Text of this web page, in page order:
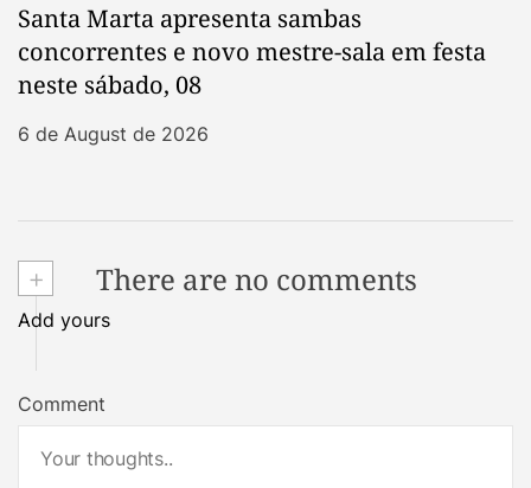
Santa Marta apresenta sambas
concorrentes e novo mestre-sala em festa
neste sábado, 08
6 de August de 2026
+ There are no comments
Add yours
Comment